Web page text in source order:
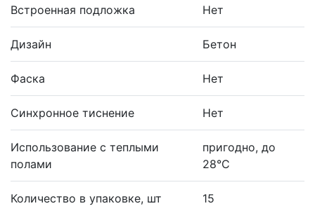
Встроенная подложка Нет
Дизайн Бетон
Фаска Нет
Синхронное тиснение Нет
Использование с теплыми
полами
пригодно, до
28°С
Количество в упаковке, шт 15